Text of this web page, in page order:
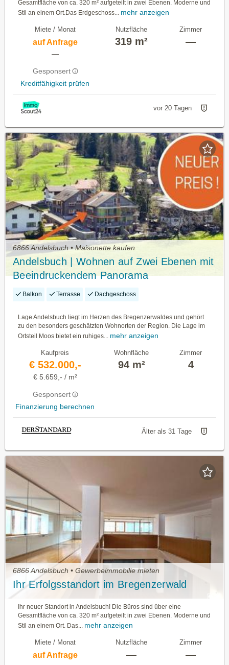
Gesamtfläche von ca. 320 m² aufgeteilt in zwei Ebenen. Moderne und
Stil an einem Ort.Das Erdgeschoss... mehr anzeigen
Miete / Monat
auf Anfrage
—
Gesponsert
Kreditfähigkeit prüfen
Nutzfläche
319 m²
Zimmer
—
vor 20 Tagen
6866 Andelsbuch • Maisonette kaufen
Andelsbuch | Wohnen auf Zwei Ebenen mit
Beeindruckendem Panorama
Balkon Terrasse Dachgeschoss
Lage Andelsbuch liegt im Herzen des Bregenzerwaldes und gehört
zu den besonders geschätzten Wohnorten der Region. Die Lage im
Ortsteil Moos bietet ein ruhiges...
mehr anzeigen
Kaufpreis
€ 532.000,-
€ 5.659,- / m²
Gesponsert
Finanzierung berechnen
Wohnfläche
94 m²
Zimmer
4
Älter als 31 Tage
6866 Andelsbuch • Gewerbeimmobilie mieten
Ihr Erfolgsstandort im Bregenzerwald
Ihr neuer Standort in Andelsbuch! Die Büros sind über eine
Gesamtfläche von ca. 320 m² aufgeteilt in zwei Ebenen. Moderne und
Stil an einem Ort. Das... mehr anzeigen
Miete / Monat
auf Anfrage
Nutzfläche
—
Zimmer
—